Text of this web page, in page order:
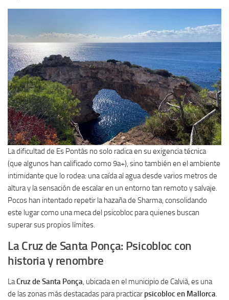
La dificultad de Es Pontàs no solo radica en su exigencia técnica
(que algunos han calificado como 9a+), sino también en el ambiente
intimidante que lo rodea: una caída al agua desde varios metros de
altura y la sensación de escalar en un entorno tan remoto y salvaje.
Pocos han intentado repetir la hazaña de Sharma, consolidando
este lugar como una meca del psicobloc para quienes buscan
superar sus propios límites.
La Cruz de Santa Ponça: Psicobloc con
historia y renombre
LaCruz de Santa Ponça , ubicada en el municipio de Calvià, es una
de las zonas más destacadas para practicar psicobloc en Mallorca